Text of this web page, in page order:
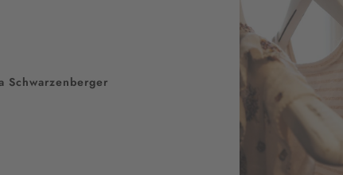
Schwarzenberger